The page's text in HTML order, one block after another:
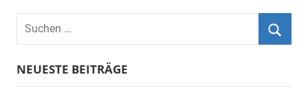
Suchen
NEUESTE BEITRÄGE